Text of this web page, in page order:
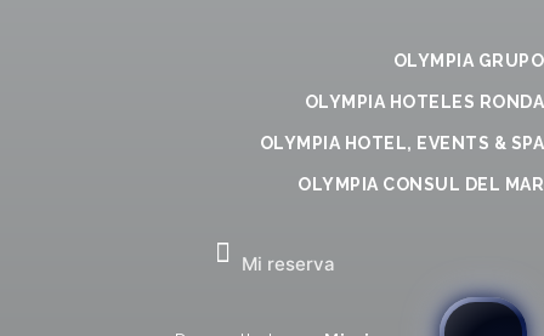
OLYMPIA GRUPO
OLYMPIA HOTELES RONDA
OLYMPIA HOTEL, EVENTS & SPA
OLYMPIA CONSUL DEL MAR
Mi reserva